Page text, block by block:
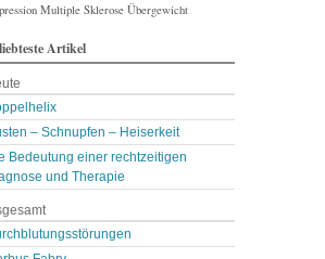
Stoffe
oder Lungenent …
Multiple Sklerose Übergewicht
Artikel
– Schnupfen – Heiserkeit
Bedeutung einer rechtzeitigen
und Therapie